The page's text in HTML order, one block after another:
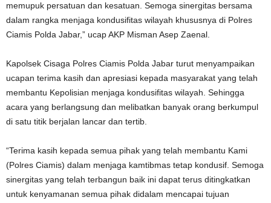
memupuk persatuan dan kesatuan. Semoga sinergitas bersama
dalam rangka menjaga kondusifitas wilayah khususnya di Polres
Ciamis Polda Jabar,” ucap AKP Misman Asep Zaenal.
Kapolsek Cisaga Polres Ciamis Polda Jabar turut menyampaikan
ucapan terima kasih dan apresiasi kepada masyarakat yang telah
membantu Kepolisian menjaga kondusifitas wilayah. Sehingga
acara yang berlangsung dan melibatkan banyak orang berkumpul
di satu titik berjalan lancar dan tertib.
“Terima kasih kepada semua pihak yang telah membantu Kami
(Polres Ciamis) dalam menjaga kamtibmas tetap kondusif. Semoga
sinergitas yang telah terbangun baik ini dapat terus ditingkatkan
untuk kenyamanan semua pihak didalam mencapai tujuan